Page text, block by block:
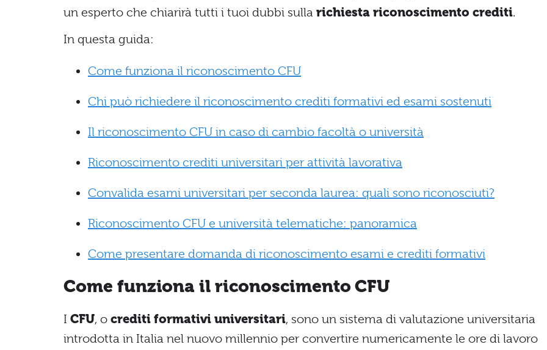
un esperto che chiarirà tutti i tuoi dubbi sulla richiesta riconoscimento crediti.
In questa guida:
Come funziona il riconoscimento CFU
Chi può richiedere il riconoscimento crediti formativi ed esami sostenuti
Il riconoscimento CFU in caso di cambio facoltà o università
Riconoscimento crediti universitari per attività lavorativa
Convalida esami universitari per seconda laurea: quali sono riconosciuti?
Riconoscimento CFU e università telematiche: panoramica
Come presentare domanda di riconoscimento esami e crediti formativi
Come funziona il riconoscimento CFU
I CFU, o crediti formativi universitari, sono un sistema di valutazione universitaria
introdotta in Italia nel nuovo millennio per convertire numericamente le ore di lavoro